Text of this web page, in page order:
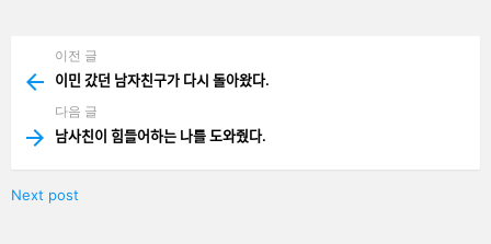
more
이전 글
이민 갔던 남자친구가 다시 돌아왔다.
다음 글
남사친이 힘들어하는 나를 도와줬다.
Next post